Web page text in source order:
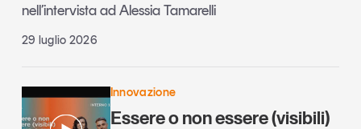
nell’intervista ad Alessia Tamarelli
29 luglio 2026
Innovazione
Essere o non essere (visibili)